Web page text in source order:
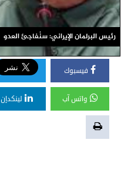
رئيس البرلمان الإيراني: سنُفاجئ العدو
فيسبوك
واتس آب لينكدإن